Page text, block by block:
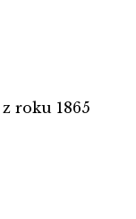
roku 1865